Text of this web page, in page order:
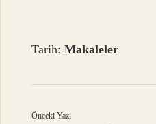
Tarih:Makaleler
Önceki Yazı